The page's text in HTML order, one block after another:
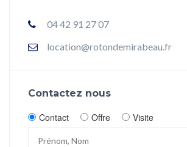
04 42 91 27 07
location@rotondemirabeau.fr
Contactez nous
Contact Offre Visite